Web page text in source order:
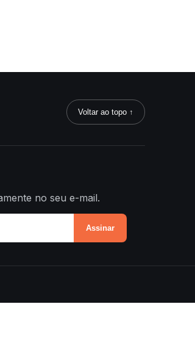
Voltar ao topo ↑
no seu e-mail.
Assinar